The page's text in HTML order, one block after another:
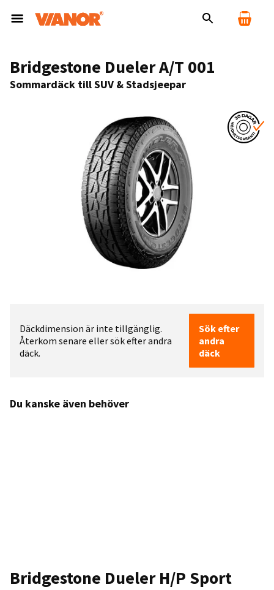
Bridgestone Dueler A/T 001
Sommardäck till SUV & Stadsjeepar
Däckdimension är inte tillgänglig.
Återkom senare eller sök efter andra
däck.
Sök efter
andra
däck
Du kanske även behöver
Bridgestone Dueler H/P Sport